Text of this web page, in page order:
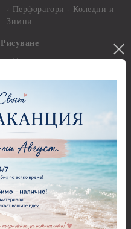
Перфоратори - Коледни и
Зимни
Рисуване
Грунд и почистващи
Платна за рисуване
Стативи и поставки
Четки и инструменти
Моливи, акварелни
комплекти
Свещи
Салфетки
Салфетки - Великден